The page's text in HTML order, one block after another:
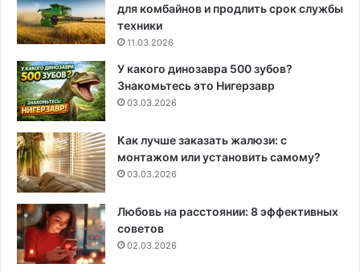
для комбайнов и продлить срок службы
техники
11.03.2026
У какого динозавра 500 зубов?
Знакомьтесь это Нигерзавр
03.03.2026
Как лучше заказать жалюзи: с
монтажом или установить самому?
03.03.2026
Любовь на расстоянии: 8 эффективных
советов
02.03.2026